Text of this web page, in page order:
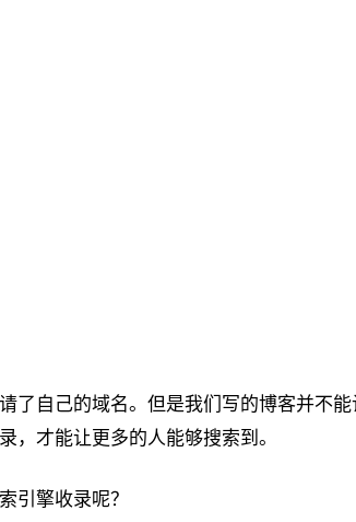
了自己的域名。但是我们写的博客并不
，才能让更多的人能够搜索到。
引擎收录呢？